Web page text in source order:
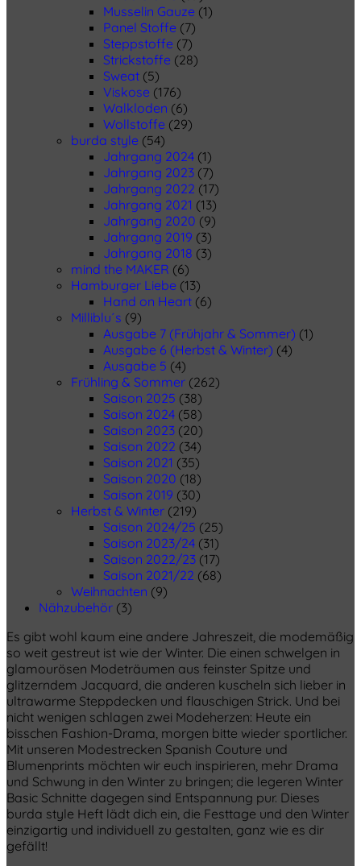
Musselin Gauze (1)
Panel Stoffe (7)
Steppstoffe (7)
Strickstoffe (28)
Sweat (5)
Viskose (176)
Walkloden (6)
Wollstoffe (29)
burda style (54)
Jahrgang 2024 (1)
Jahrgang 2023 (7)
Jahrgang 2022 (17)
Jahrgang 2021 (13)
Jahrgang 2020 (9)
Jahrgang 2019 (3)
Jahrgang 2018 (3)
mind the MAKER (6)
Hamburger Liebe (13)
Hand on Heart (6)
Milliblu´s (9)
Ausgabe 7 (Frühjahr & Sommer) (1)
Ausgabe 6 (Herbst & Winter) (4)
Ausgabe 5 (4)
Frühling & Sommer (262)
Saison 2025 (38)
Saison 2024 (58)
Saison 2023 (20)
Saison 2022 (34)
Saison 2021 (35)
Saison 2020 (18)
Saison 2019 (30)
Herbst & Winter (219)
Saison 2024/25 (25)
Saison 2023/24 (31)
Saison 2022/23 (17)
Saison 2021/22 (68)
Weihnachten (9)
Nähzubehör (3)
Es gibt wohl kaum eine andere Jahreszeit, die modemäßig
so weit gestreut ist wie der Winter. Die einen schwelgen in
glamourösen Modeträumen aus feinster Spitze und
glitzerndem Jacquard, die anderen kuscheln sich lieber in
ultrawarme Steppdecken und flauschigen Strick. Und bei
nicht wenigen schlagen zwei Modeherzen: Heute ein
bisschen Fashion-Drama, morgen bitte wieder sportlicher.
Mit unseren Modestrecken Spanish Couture und
Blumenprints möchten wir euch inspirieren, mehr Drama
und Schwung in den Winter zu bringen; die legeren Winter
Basic Schnitte dagegen sind Entspannung pur. Dieses
burda style Heft lädt dich ein, die Festtage und den Winter
einzigartig und individuell zu gestalten, ganz wie es dir
gefällt!